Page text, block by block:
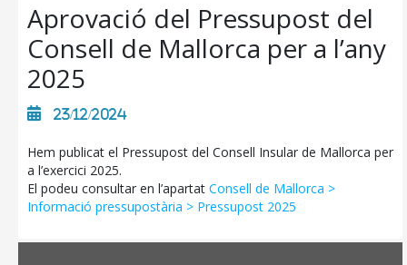
Aprovació del Pressupost del
Consell de Mallorca per a l’any
2025
23/12/2024
Hem publicat el Pressupost del Consell Insular de Mallorca per
a l’exercici 2025.
El podeu consultar en l’apartat Consell de Mallorca >
Informació pressupostària > Pressupost 2025